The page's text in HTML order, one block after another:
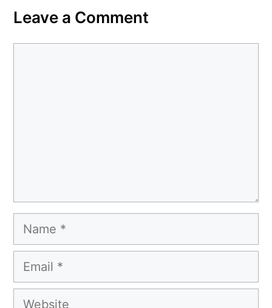
Leave a Comment
Name
Email
Website